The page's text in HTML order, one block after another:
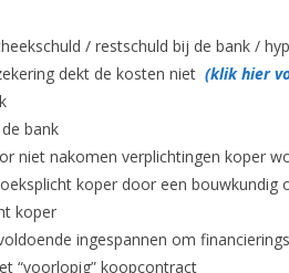
/ restschuld bij de bank /
dekt de kosten niet (klik hier
bank
niet nakomen verplichtingen koper
koper door een bouwkundig
koper
ingespannen om
“voorlopig” koopcontract